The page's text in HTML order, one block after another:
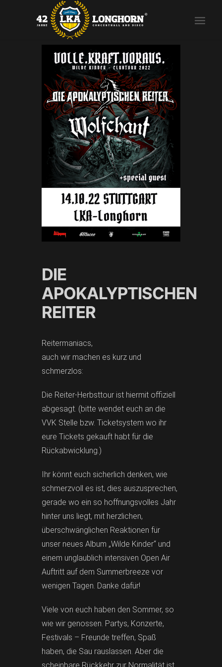
DIE
APOKALYPTISCHEN
REITER
Reitermaniacs,
auch wir machen es kurz und
schmerzlos:
Die Reiter-Herbsttour ist hiermit offiziell
abgesagt. (bitte wendet euch an die
VVK Stelle bzw. Ticketsystem wo ihr
eure Tickets gekauft habt für die
Rückabwicklung.)
Ihr könnt euch sicherlich denken, wie
schmerzvoll es ist, dies auszusprechen,
gerade wo ein so hoffnungsvolles Jahr
hinter uns liegt, mit herzlichen,
überschwänglichen Reaktionen für
unser neues Album „Wilde Kinder“ und
einem unglaublich intensiven Open Air
Auftritt auf dem Summerbreeze vor
wenigen Tagen. Danke dafür!
Viele von euch haben den Sommer, so
wie wir genossen. Partys, Konzerte,
Festivals – Freunde treffen, Spaß
haben, die Sau rauslassen. Aber die
scheinbare Rückkehr zur Normalität ist